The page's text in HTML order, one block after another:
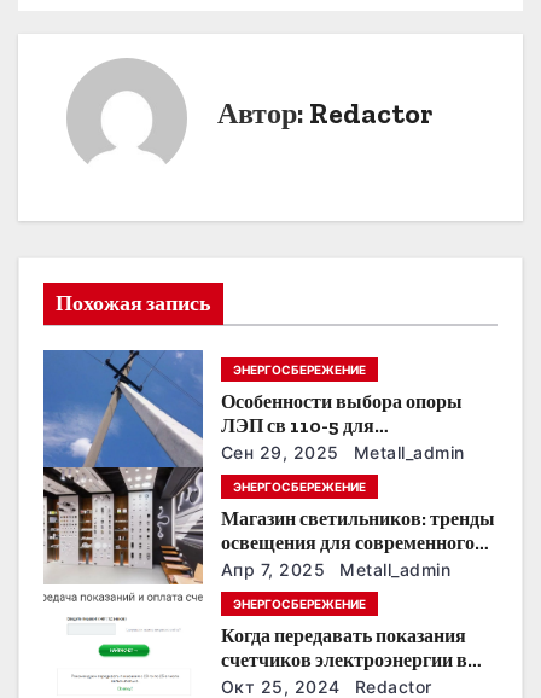
ц
я
п
о
з
а
п
и
Автор: Redactor
Похожая запись
ЭНЕРГОСБЕРЕЖЕНИЕ
Особенности выбора опоры
ЛЭП св 110-5 для
строительства электросетей
Сен 29, 2025 Metall_admin
ЭНЕРГОСБЕРЕЖЕНИЕ
Магазин светильников: тренды
освещения для современного
интерьера
Апр 7, 2025 Metall_admin
ЭНЕРГОСБЕРЕЖЕНИЕ
Когда передавать показания
счетчиков электроэнергии в
Дзержинске?
Окт 25, 2024 Redactor